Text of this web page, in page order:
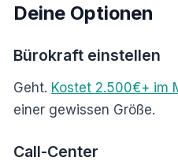
Deine Optionen
Bürokraft einstellen
Geht. Kostet 2.500€+ im
einer gewissen Größe.
Call-Center